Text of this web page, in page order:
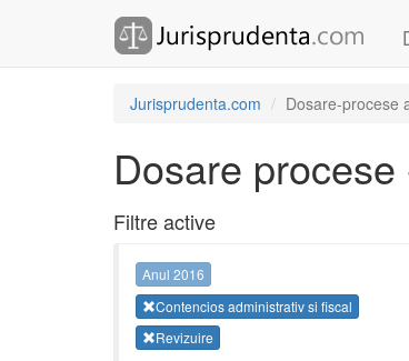
Jurisprudenta.com Dosare-procese
Dosare
Filtre active
Anul 2016
Contencios administrativ si fiscal
Revizuire